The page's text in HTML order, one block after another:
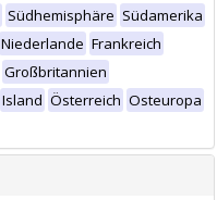
Südhemisphäre Südamerika
Niederlande Frankreich
Großbritannien
Island Österreich Osteuropa